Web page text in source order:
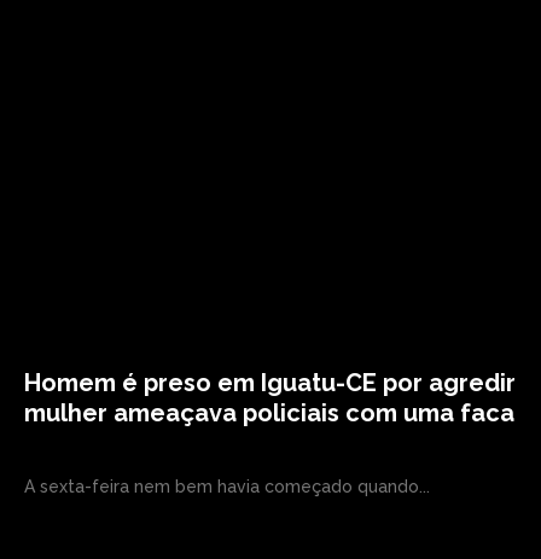
Homem é preso em Iguatu-CE por agredir
mulher ameaçava policiais com uma faca
A sexta-feira nem bem havia começado quando...